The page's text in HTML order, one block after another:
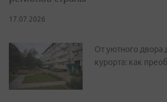
17.07.2026
От уютного
курорта: как